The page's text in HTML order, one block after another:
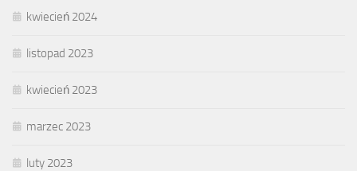
kwiecień 2024
listopad 2023
kwiecień 2023
marzec 2023
luty 2023